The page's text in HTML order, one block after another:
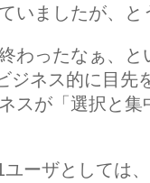
いましたが、と
わったなぁ、
ジネス的に目先
スが「選択と
ーザとしては